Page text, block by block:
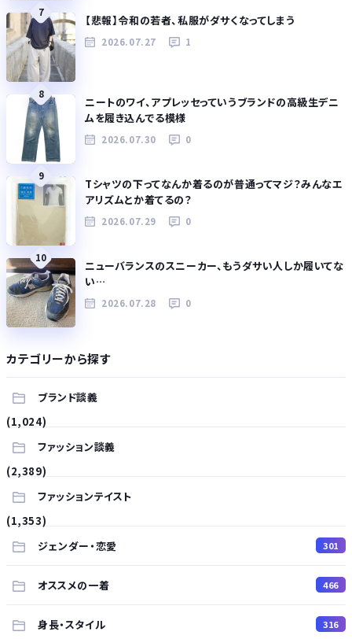
7
【悲報】令和の若者、私服がダサくなってしまう
2026.07.27 1
8
ニートのワイ、アプレッセっていうブランドの高級生デニ
ムを履き込んでる模様
2026.07.30 0
9
Tシャツの下ってなんか着るのが普通ってマジ？みんなエ
アリズムとか着てるの？
2026.07.29 0
10
ニューバランスのスニーカー、もうダサい人しか履いてな
い…
2026.07.28 0
カテゴリーから探す
ブランド談義
(1,024)
ファッション談義
(2,389)
ファッションテイスト
(1,353)
ジェンダー・恋愛
301
オススメの一着 466
身長・スタイル 316